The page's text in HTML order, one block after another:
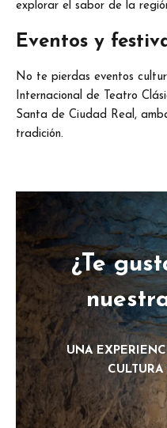
explorar el sabor de la
Eventos y
No te pierdas eventos
Internacional de Teatro
Santa de Ciudad Real,
tradición.
¿Te
UNA